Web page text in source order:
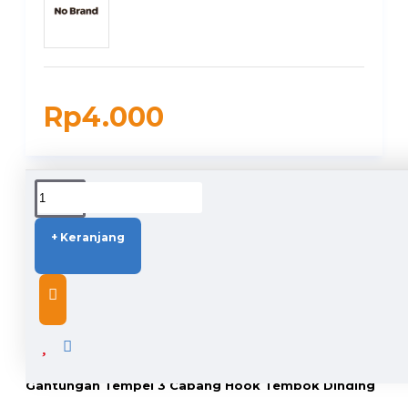
Rp4.000
+ Keranjang
DUKUNGAN PENGIRIMAN
DESCRIPTION
Gantungan Tempel 3 Cabang Hook Tembok Dinding